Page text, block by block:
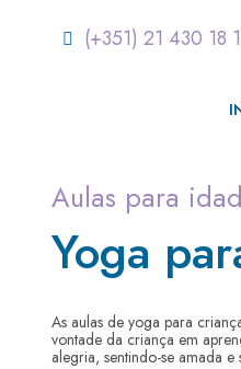
(+351) 21 430 18
Aulas para
Yoga
As aulas de yoga para
vontade da criança em
alegria, sentindo-se amada e